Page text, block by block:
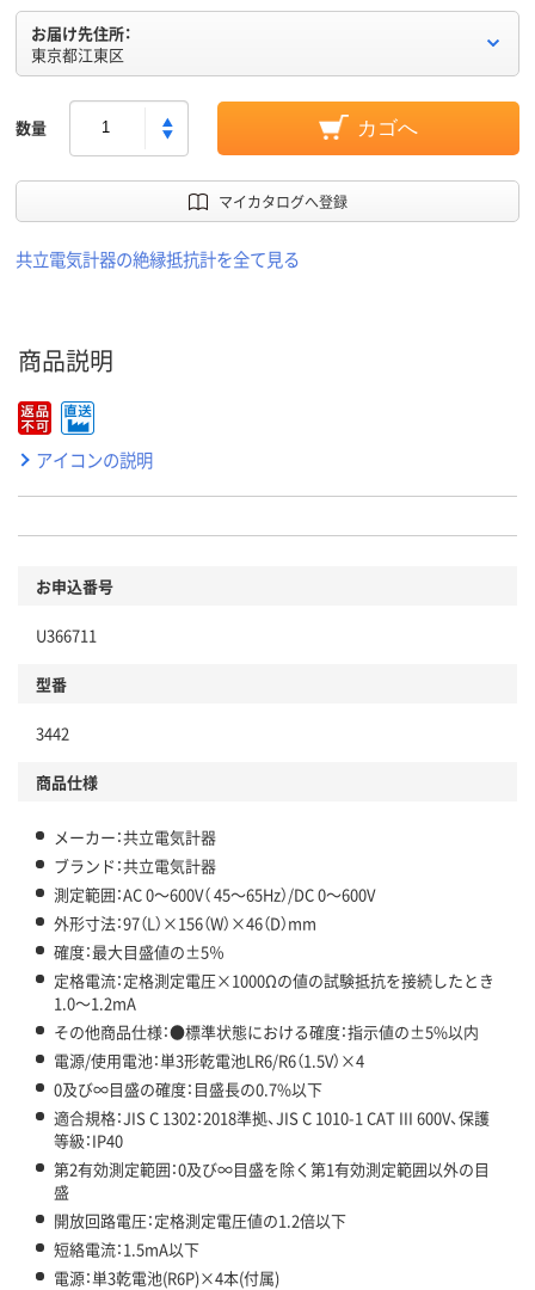
お届け先住所：
東京都江東区
数量 カゴへ
マイカタログへ登録
共立電気計器の絶縁抵抗計を全て見る
商品説明
アイコンの説明
お申込番号
U366711
型番
3442
商品仕様
メーカー：共立電気計器
ブランド：共立電気計器
測定範囲：AC 0～600V（ 45～65Hz）/DC 0～600V
外形寸法：97（L）×156（W）×46（D）mm
確度：最大目盛値の±5％
定格電流：定格測定電圧×1000Ωの値の試験抵抗を接続したとき
1.0～1.2mA
その他商品仕様：●標準状態における確度：指示値の±5%以内
電源/使用電池：単3形乾電池LR6/R6（1.5V）×4
0及び∞目盛の確度：目盛長の0.7%以下
適合規格：JIS C 1302：2018準拠、JIS C 1010-1 CAT III 600V、保護
等級：IP40
第2有効測定範囲：0及び∞目盛を除く第1有効測定範囲以外の目
盛
開放回路電圧：定格測定電圧値の1.2倍以下
短絡電流：1.5mA以下
電源：単3乾電池(R6P)×4本(付属)